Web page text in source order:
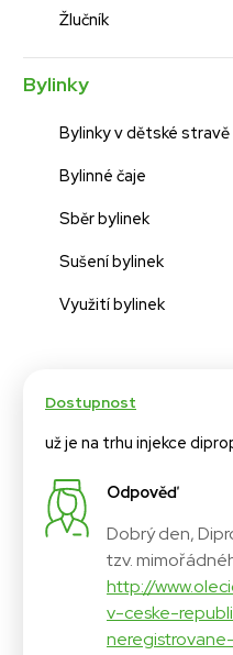
Žlučník
Bylinky
Bylinky v dětské stravě
Bylinné čaje
Sběr bylinek
Sušení bylinek
Využití bylinek
Dostupnost
už je na trhu injekce
Odpověď
Dobrý den,
tzv.
http://
v-ceske-